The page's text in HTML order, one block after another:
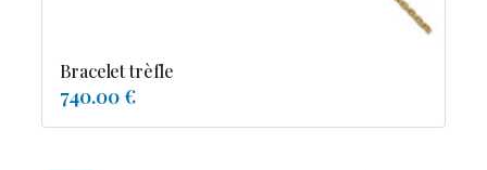
Bracelet trèfle
740.00 €